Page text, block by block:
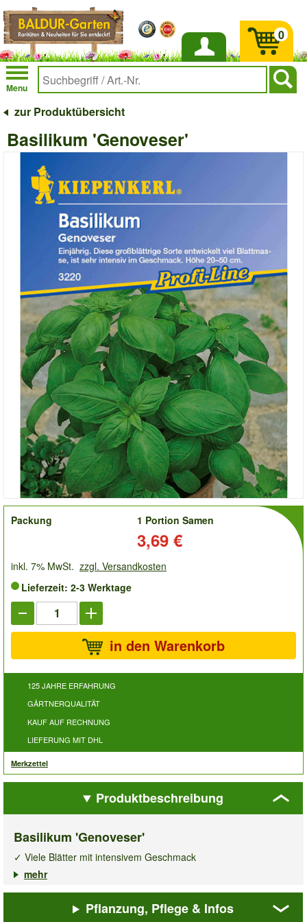
Anmelden
Menu
0
zur Produktübersicht
Basilikum 'Genoveser'
order
Packung
1 Portion Samen
3,69 €
inkl. 7% MwSt. zzgl. Versandkosten
Lieferzeit: 2-3 Werktage
in den Warenkorb
125 JAHRE ERFAHRUNG
GÄRTNERQUALITÄT
KAUF AUF RECHNUNG
LIEFERUNG MIT DHL
Merkzettel
Produktbeschreibung
Basilikum 'Genoveser'
✓ Viele Blätter mit intensivem Geschmack
✓ Beliebtes, aromatisches Küchenkraut
Diese großblättrige, einjährige Sorte entwickelt viel Blattmasse
mehr
Pflanzung, Pflege & Infos